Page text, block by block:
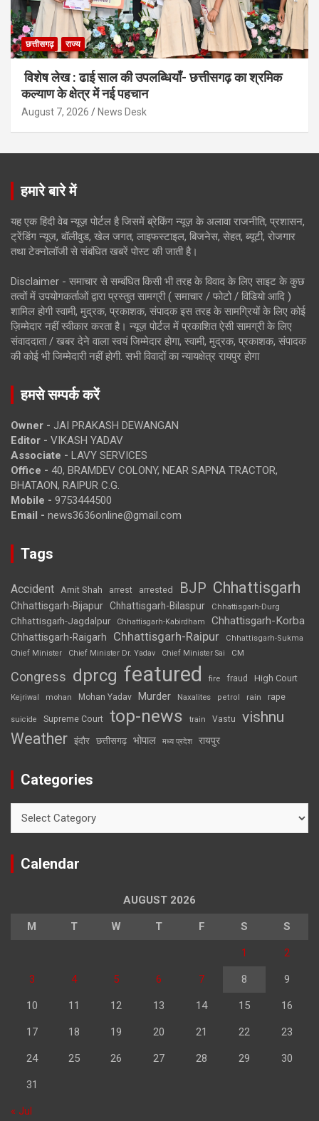
छत्तीसगढ़ राज्य
विशेष लेख : ढाई साल की उपलब्धियाँ- छत्तीसगढ़ का श्रमिक
कल्याण के क्षेत्र में नई पहचान
August 7, 2026 News Desk
हमारे बारे में
यह एक हिंदी वेब न्यूज़ पोर्टल है जिसमें ब्रेकिंग न्यूज़ के अलावा राजनीति, प्रशासन,
ट्रेंडिंग न्यूज, बॉलीवुड, खेल जगत, लाइफस्टाइल, बिजनेस, सेहत, ब्यूटी, रोजगार
तथा टेक्नोलॉजी से संबंधित खबरें पोस्ट की जाती है।
Disclaimer - समाचार से सम्बंधित किसी भी तरह के विवाद के लिए साइट के कुछ
तत्वों में उपयोगकर्ताओं द्वारा प्रस्तुत सामग्री ( समाचार / फोटो / विडियो आदि )
शामिल होगी स्वामी, मुद्रक, प्रकाशक, संपादक इस तरह के सामग्रियों के लिए कोई
ज़िम्मेदार नहीं स्वीकार करता है। न्यूज़ पोर्टल में प्रकाशित ऐसी सामग्री के लिए
संवाददाता / खबर देने वाला स्वयं जिम्मेदार होगा, स्वामी, मुद्रक, प्रकाशक, संपादक
की कोई भी जिम्मेदारी नहीं होगी. सभी विवादों का न्यायक्षेत्र रायपुर होगा
हमसे सम्पर्क करें
Owner - JAI PRAKASH DEWANGAN
Editor - VIKASH YADAV
Associate - LAVY SERVICES
Office - 40, BRAMDEV COLONY, NEAR SAPNA TRACTOR,
BHATAON, RAIPUR C.G.
Mobile - 9753444500
Email - news3636online@gmail.com
Tags
Accident Amit Shah arrest arrested BJP Chhattisgarh
Chhattisgarh-Bijapur Chhattisgarh-Bilaspur Chhattisgarh-Durg
Chhattisgarh-Jagdalpur Chhattisgarh-Kabirdham Chhattisgarh-Korba
Chhattisgarh-Raigarh Chhattisgarh-Raipur
Chhattisgarh-Sukma
Chief Minister
Chief Minister Dr. Yadav Chief Minister Sai CM
Congress dprcg featured fire fraud High Court
Kejriwal mohan Mohan Yadav Murder Naxalites petrol rain rape
suicide Supreme Court top-news train Vastu vishnu
Weather इंदौर छत्तीसगढ़ भोपाल मध्य प्रदेश रायपुर
Categories
Calendar
AUGUST 2026
M T W T F S S
1 2
3 4 5 6 7 8 9
10 11 12 13 14 15 16
17 18 19 20 21 22 23
24 25 26 27 28 29 30
31
« Jul